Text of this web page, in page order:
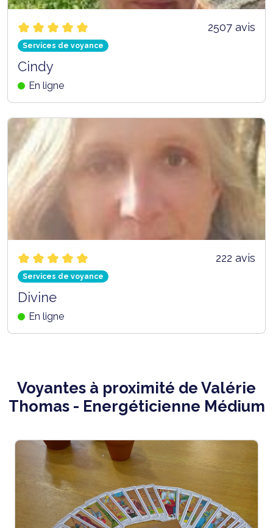
2507 avis
Services de voyance
Cindy
En ligne
222 avis
Services de voyance
Divine
En ligne
Voyantes à proximité de Valérie
Thomas - Energéticienne Médium